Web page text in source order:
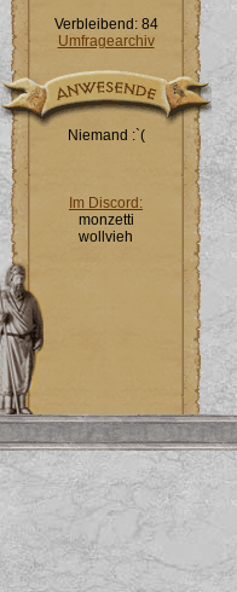
Verbleibend: 84
Umfragearchiv
Niemand :`(
Im Discord:
monzetti
wollvieh